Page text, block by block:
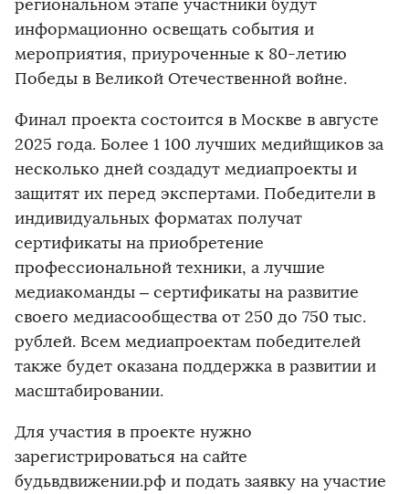
региональном этапе участники будут
информационно освещать события и
мероприятия, приуроченные к 80-летию
Победы в Великой Отечественной войне.
Финал проекта состоится в Москве в августе
2025 года. Более 1 100 лучших медийщиков за
несколько дней создадут медиапроекты и
защитят их перед экспертами. Победители в
индивидуальных форматах получат
сертификаты на приобретение
профессиональной техники, а лучшие
медиакоманды – сертификаты на развитие
своего медиасообщества от 250 до 750 тыс.
рублей. Всем медиапроектам победителей
также будет оказана поддержка в развитии и
масштабировании.
Для участия в проекте нужно
зарегистрироваться на сайте
будьвдвижении.рф и подать заявку на участие